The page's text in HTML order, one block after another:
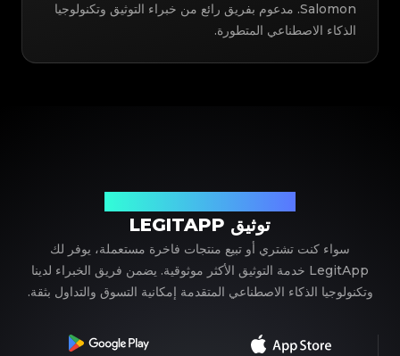
Salomon. مدعوم بفريق رائع من خبراء التوثيق وتكنولوجيا
الذكاء الاصطناعي المتطورة.
توثيق LEGITAPP
سواء كنت تشتري أو تبيع منتجات فاخرة مستعملة، يوفر لك
LegitApp خدمة التوثيق الأكثر موثوقية. يضمن فريق الخبراء لدينا
وتكنولوجيا الذكاء الاصطناعي المتقدمة إمكانية التسوق والتداول بثقة.